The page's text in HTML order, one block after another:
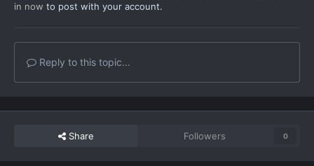
in now to post with your account.
Reply to this topic...
Share Followers 0